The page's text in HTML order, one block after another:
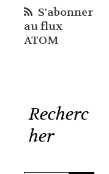
S'abonner
au flux
ATOM
Recherc
her